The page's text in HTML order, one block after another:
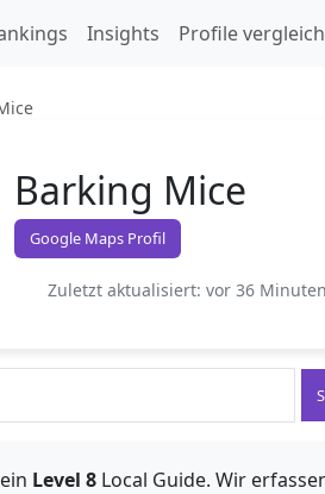
Insights Profile
Barking Mice
Google Maps Profil
Zuletzt aktualisiert: vor 36 Minuten
Level 8 Local Guide. Wir